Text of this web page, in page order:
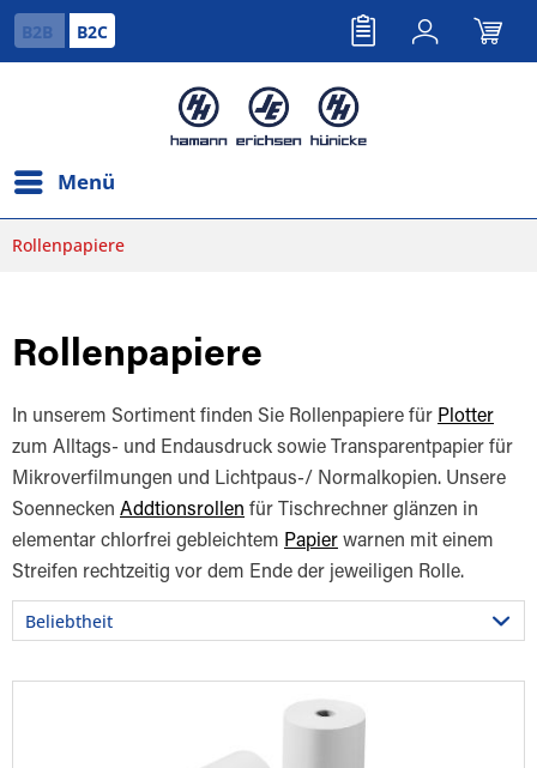
B2B B2C
Menü
Rollenpapiere
Rollenpapiere
In unserem Sortiment finden Sie Rollenpapiere für Plotter
zum Alltags- und Endausdruck sowie Transparentpapier für
Mikroverfilmungen und Lichtpaus-/ Normalkopien. Unsere
Soennecken Addtionsrollen für Tischrechner glänzen in
elementar chlorfrei gebleichtem Papier warnen mit einem
Streifen rechtzeitig vor dem Ende der jeweiligen Rolle.